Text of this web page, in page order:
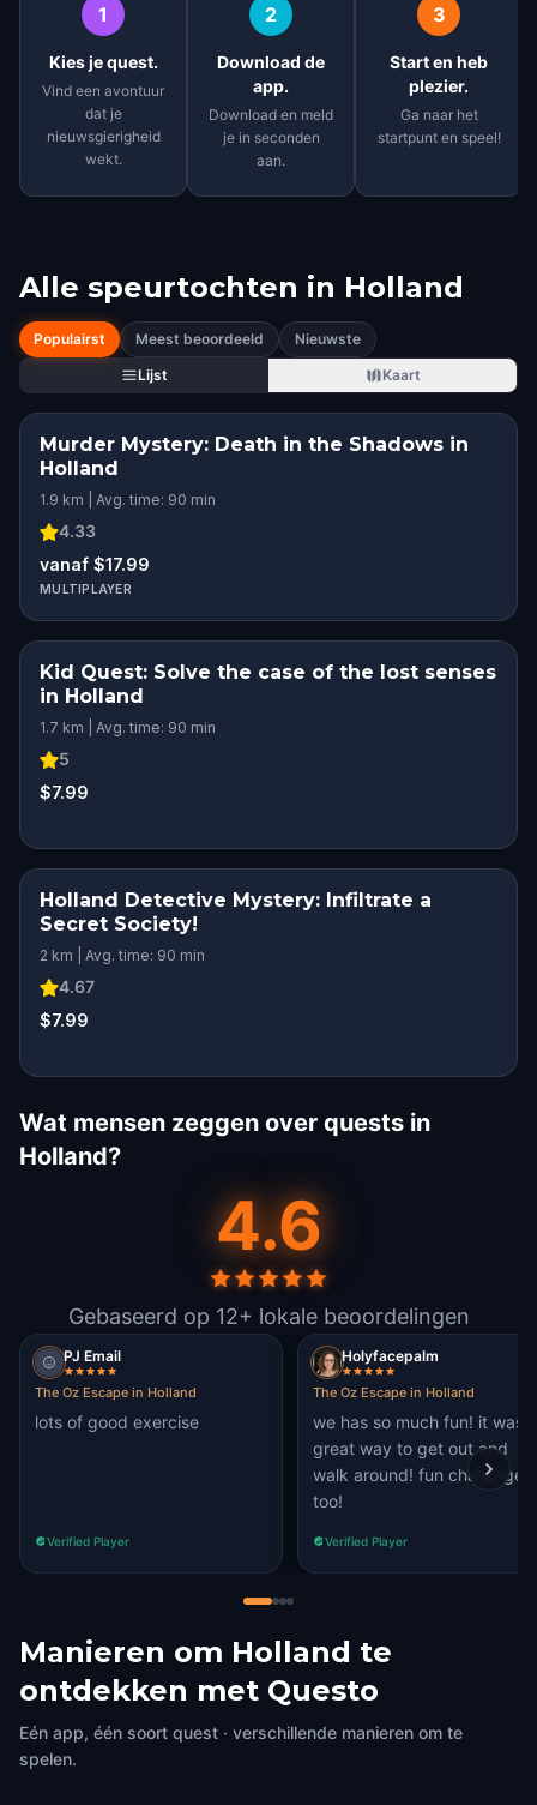
1
Kies je quest.
Vind een avontuur
dat je
nieuwsgierigheid
wekt.
2
Download de
app.
Download en meld
je in seconden
aan.
3
Start en heb
plezier.
Ga naar het
startpunt en speel!
Alle speurtochten in Holland
Populairst Meest beoordeeld
Nieuwste
Lijst
Kaart
Murder Mystery: Death in the Shadows in
Holland
1.9 km | Avg. time: 90 min
4.33
vanaf $17.99
MULTIPLAYER
Kid Quest: Solve the case of the lost senses
in Holland
1.7 km | Avg. time: 90 min
5
$7.99
Holland Detective Mystery: Infiltrate a
Secret Society!
2 km | Avg. time: 90 min
4.67
$7.99
Wat mensen zeggen over quests in
Holland?
4.6
Gebaseerd op 12+ lokale beoordelingen
PJ Email
The Oz Escape in Holland
lots of good exercise
Verified Player
Holyfacepalm
The Oz Escape in Holland
we has so much fun! it was a
great way to get out and
walk around! fun challenges
too!
Verified Player
Manieren om Holland te
ontdekken met Questo
Eén app, één soort quest · verschillende manieren om te
spelen.